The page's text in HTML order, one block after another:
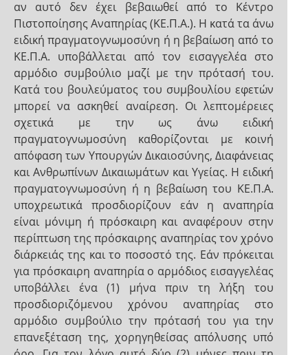
αν αυτό δεν έχει βεβαιωθεί από το Κέντρο
Πιστοποίησης Αναπηρίας (ΚΕ.Π.Α.). Η κατά τα άνω
ειδική πραγματογνωμοσύνη ή η βεβαίωση από το
ΚΕ.Π.Α. υποβάλλεται από τον εισαγγελέα στο
αρμόδιο συμβούλιο μαζί με την πρότασή του.
Κατά του βουλεύματος του συμβουλίου εφετών
μπορεί να ασκηθεί αναίρεση. Οι λεπτομέρειες
σχετικά με την ως άνω ειδική
πραγματογνωμοσύνη καθορίζονται με κοινή
απόφαση των Υπουργών Δικαιοσύνης, Διαφάνειας
και Ανθρωπίνων Δικαιωμάτων και Υγείας. Η ειδική
πραγματογνωμοσύνη ή η βεβαίωση του ΚΕ.Π.Α.
υποχρεωτικά προσδιορίζουν εάν η αναπηρία
είναι μόνιμη ή πρόσκαιρη και αναφέρουν στην
περίπτωση της πρόσκαιρης αναπηρίας τον χρόνο
διάρκειάς της και το ποσοστό της. Εάν πρόκειται
για πρόσκαιρη αναπηρία ο αρμόδιος εισαγγελέας
υποβάλλει ένα (1) μήνα πριν τη λήξη του
προσδιοριζόμενου χρόνου αναπηρίας στο
αρμόδιο συμβούλιο την πρότασή του για την
επανεξέταση της, χορηγηθείσας απόλυσης υπό